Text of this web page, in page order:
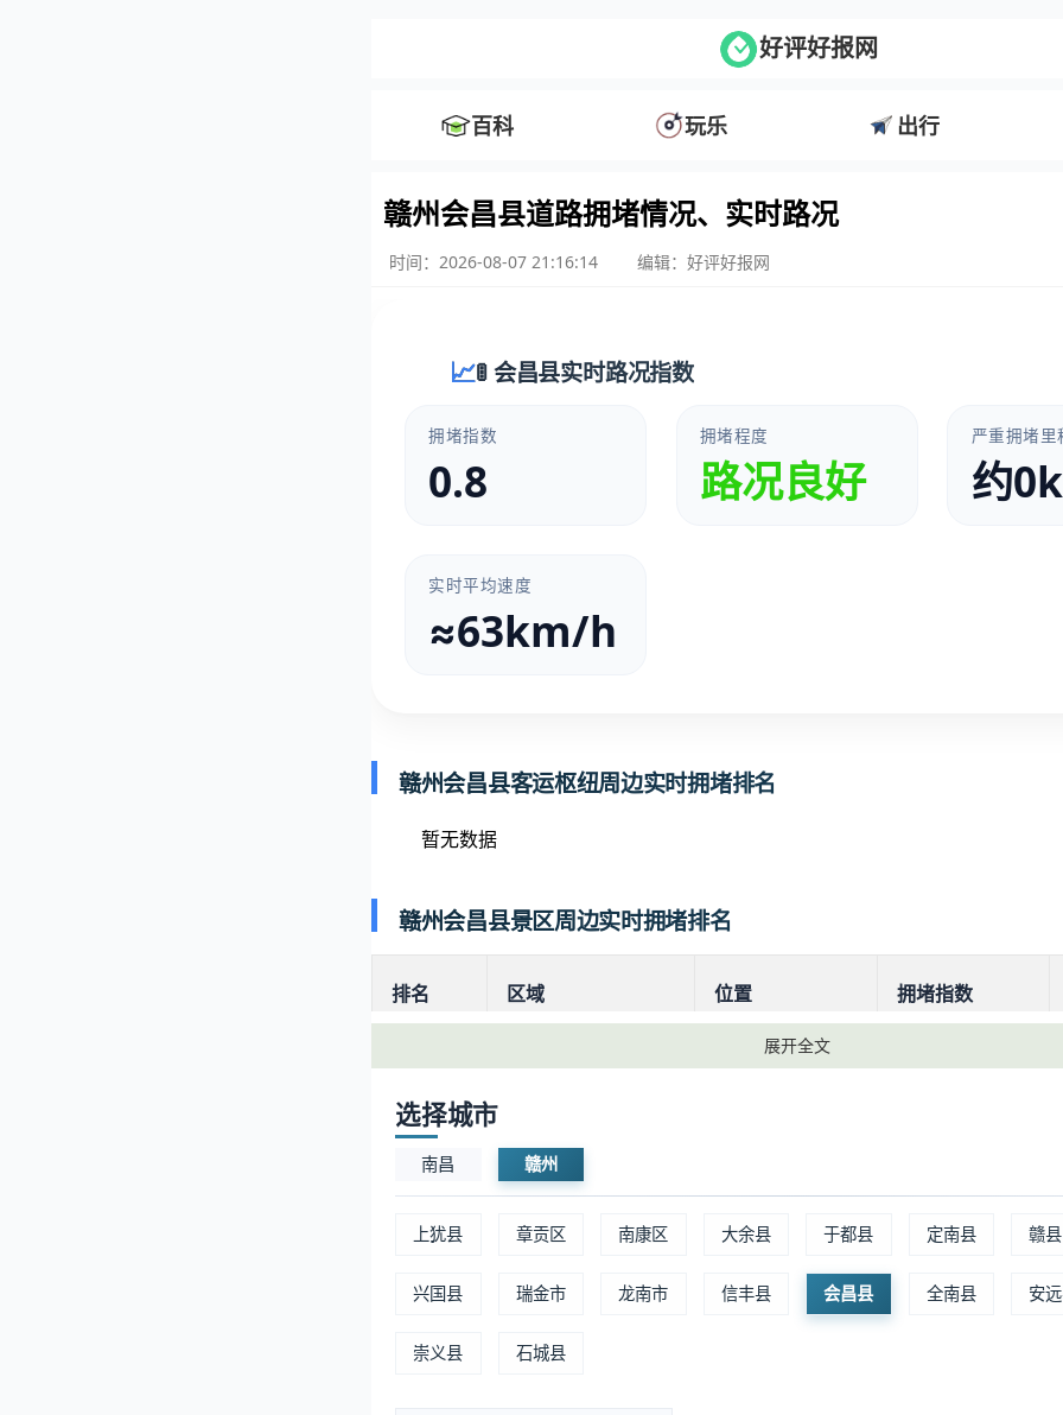
好评好报网
百科 玩乐 出行
赣州会昌县道路拥堵情况、实时路况
时间：2026-08-07 21:16:14 编辑：好评好报网
🚦 会昌县实时路况指数
拥堵指数
0.8
拥堵程度
路况良好
严重拥堵里
约
实时平均速度
≈63km/h
赣州会昌县客运枢纽周边实时拥堵排名
暂无数据
赣州会昌县景区周边实时拥堵排名
排名 区域 位置 拥堵指数
1 汉仙岩风景区 赣州会昌县 0.78
📊 数据说明：客流指数为区域范围内实时客流的指数化值，客流指数越大表
赣州会昌县商场周边实时拥堵排名
暂无数据
展开全文
选择城市
南昌 赣州
上犹县 章贡区 南康区 大余县 于都县 定南县 赣
兴国县 瑞金市 龙南市 信丰县 会昌县 全南县 安
崇义县 石城县